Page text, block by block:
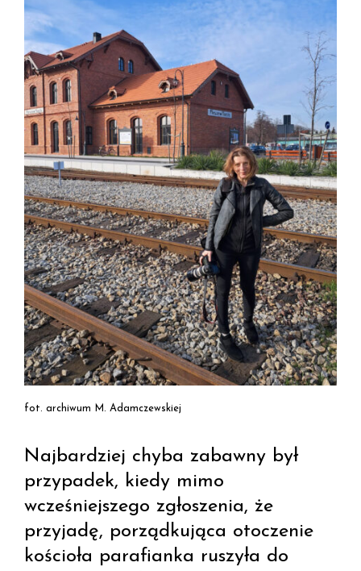
fot. archiwum M. Adamczewskiej
Najbardziej chyba zabawny był
przypadek, kiedy mimo
wcześniejszego zgłoszenia, że
przyjadę, porządkująca otoczenie
kościoła parafianka ruszyła do